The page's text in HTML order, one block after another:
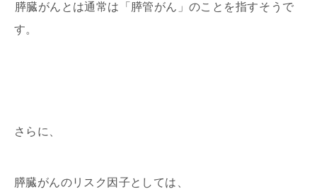
膵臓がんとは通常は「膵管がん」のことを指すそうで
す。
さらに、
膵臓がんのリスク因子としては、